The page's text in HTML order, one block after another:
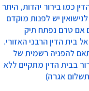
כמו בירור יהדות, היתר
יש לפנות מוקדם
אם טרם נפתח תיק
בית הדין הרבני האזורי.
להפניה רשמית של
בבית הדין מתקיים ללא
אגרה)